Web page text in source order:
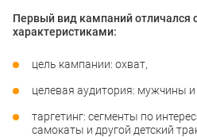
Первый вид кампаний
характеристиками:
цель кампании: охват,
целевая аудитория: мужчины
таргетинг: сегменты по
самокаты и другой детский